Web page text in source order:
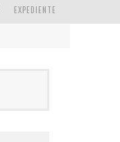
EXPEDIENTE